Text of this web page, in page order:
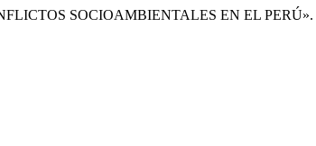
SOCIOAMBIENTALES EN EL PERÚ».